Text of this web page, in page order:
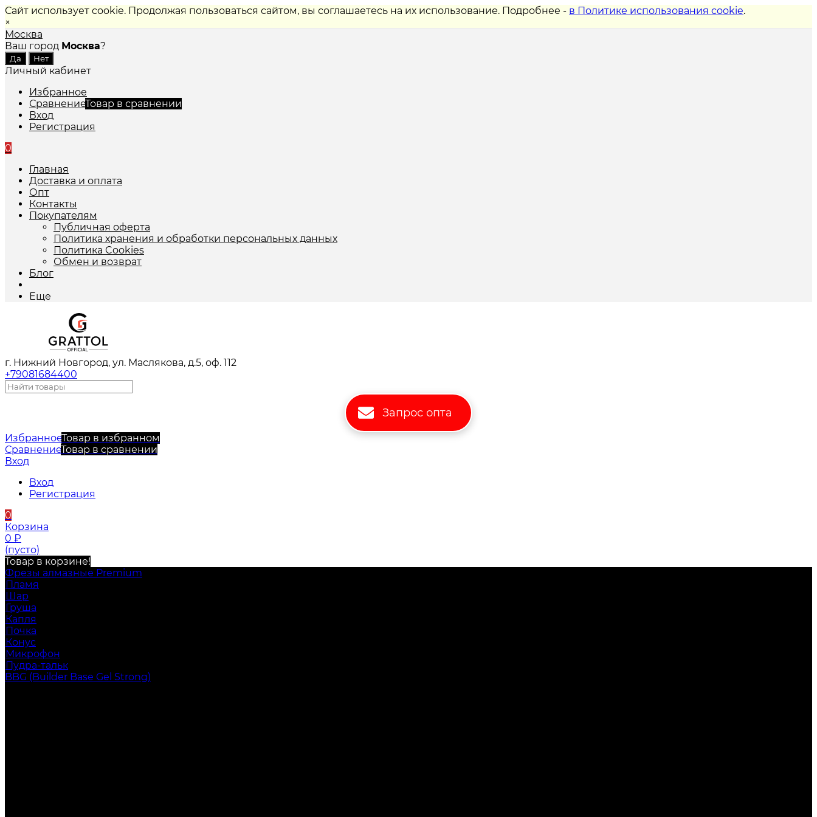
Сайт использует cookie. Продолжая пользоваться сайтом, вы соглашаетесь на их использование. Подробнее - в Политике использования cookie.
×
Москва
Ваш город Москва?
Личный кабинет
Избранное
СравнениеТовар в сравнении
Вход
Регистрация
0
Главная
Доставка и оплата
Опт
Контакты
Покупателям
Публичная оферта
Политика хранения и обработки персональных данных
Политика Cookies
Обмен и возврат
Блог
Еще
г. Нижний Новгород, ул. Маслякова, д.5, оф. 112
+79081684400
Запрос опта
ИзбранноеТовар в избранном
СравнениеТовар в сравнении
Вход
Вход
Регистрация
0
Корзина
0 ₽
(пусто)
Товар в корзине!
Фрезы алмазные Premium
Пламя
Шар
Груша
Капля
Почка
Конус
Микрофон
Пудра-тальк
BBG (Builder Base Gel Strong)